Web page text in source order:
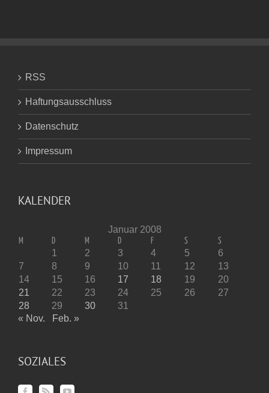
RSS
Haftungsausschluss
Datenschutz
Impressum
KALENDER
Januar 2008
M D M D F S S
1 2 3 4 5
6
7
8 9 10 11 12
13
14
15 16 17 18 19
20
21
22 23 24 25 26
27
28
29 30
31
« Nov.
Feb. »
SOZIALES